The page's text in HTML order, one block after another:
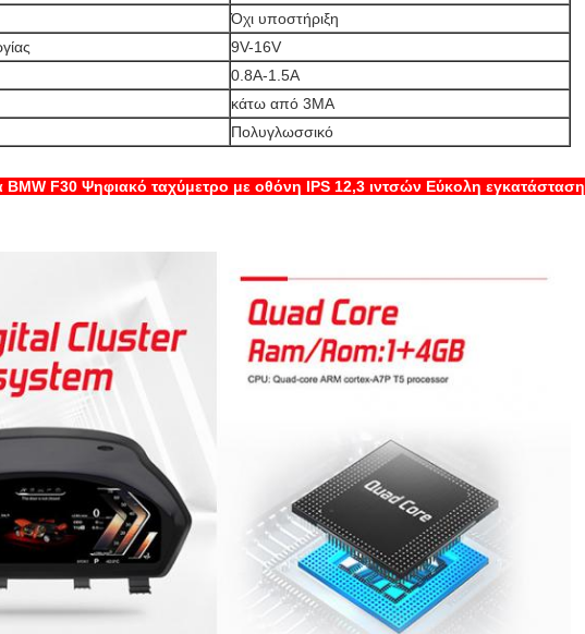
Όχι υποστήριξη
9V-16V
0.8Α-1.5Α
κάτω από 3MA
Πολυγλωσσικό
BMW F30 Ψηφιακό ταχύμετρο με οθόνη IPS 12,3 ιντσών Εύκολη εγκατάσταση